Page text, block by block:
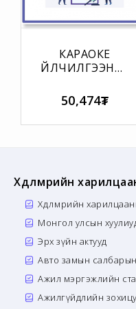
КАРАОКЕ
ҮЙЛЧИЛГЭЭНИЙ
АЖИЛЛАГААНЫ
ЖУРАМ
50,474₮
Хөдөлмөрийн
Хөдөлмөрийн
Монгол улсын
Эрх зүйн актууд
Авто замын
Ажил мэргэжлийн
Ажилгүйдлийн